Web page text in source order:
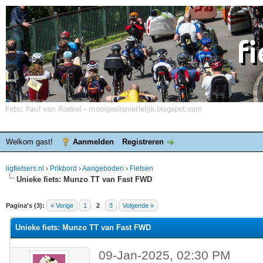
Welkom gast! Aanmelden Registreren
ligfietsers.nl › Prikbord ›Aangeboden › Fietsen
Unieke fiets: Munzo TT van Fast FWD
Pagina's (3): « Vorige 1 2 3 Volgende »
waardering is 0
Unieke fiets: Munzo TT van Fast FWD
09-Jan-2025, 02:30 PM